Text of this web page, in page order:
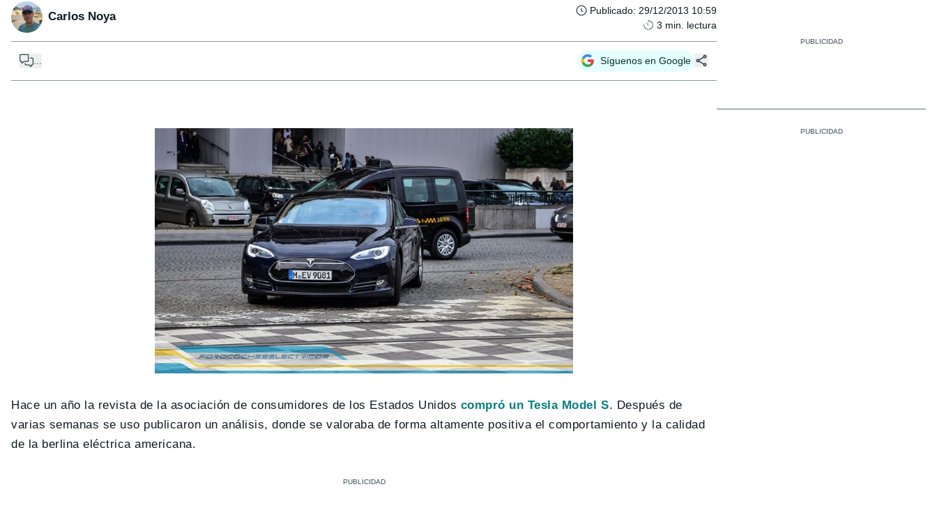
Carlos Noya Publicado: 29/12/2013 10:59
3 min. lectura
Síguenos en Google
Hace un año la revista de la asociación de consumidores de los Estados Unidos compró un Tesla Model S. Después de
varias semanas se uso publicaron un análisis, donde se valoraba de forma altamente positiva el comportamiento y la calidad
de la berlina eléctrica americana.